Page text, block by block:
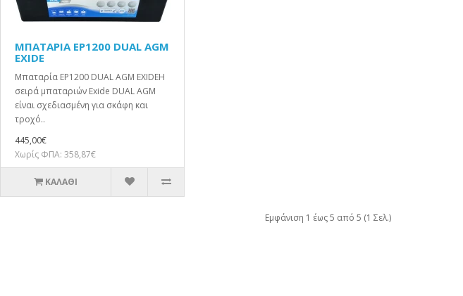
ΜΠΑΤΑΡΙΑ EP1200 DUAL AGM
EXIDE
Μπαταρία EP1200 DUAL AGM EXIDEΗ
σειρά μπαταριών Exide DUAL AGM
είναι σχεδιασμένη για σκάφη και
τροχό..
445,00€
Χωρίς ΦΠΑ: 358,87€
ΚΑΛΆΘΙ
Εμφάνιση 1 έως 5 από 5 (1 Σελ.)